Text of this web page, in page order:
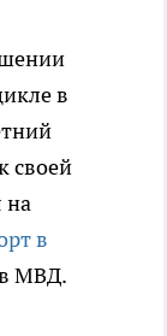
в
своей
на
в
МВД.